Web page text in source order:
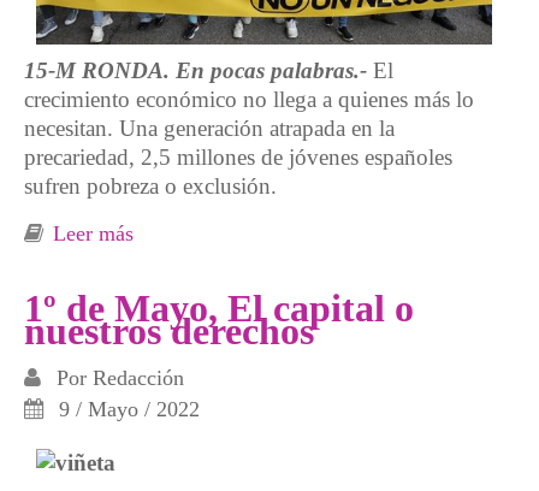
15-M RONDA. En pocas palabras.- El
crecimiento económico no llega a quienes más lo
necesitan. Una generación atrapada en la
precariedad, 2,5 millones de jóvenes españoles
sufren pobreza o exclusión.
Leer más
1º de Mayo, El capital o
nuestros derechos
Por Redacción
9 / Mayo / 2022